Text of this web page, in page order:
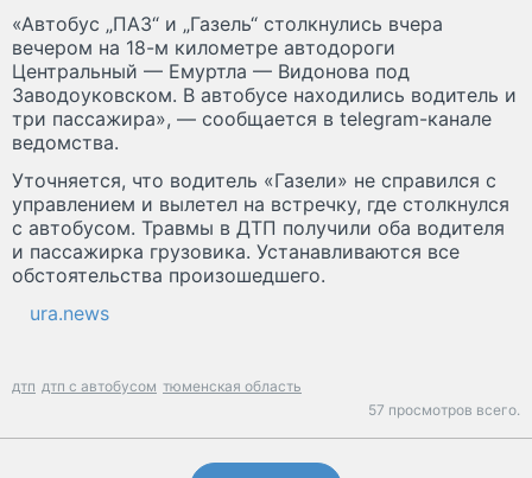
«Автобус „ПАЗ“ и „Газель“ столкнулись вчера
вечером на 18-м километре автодороги
Центральный — Емуртла — Видонова под
Заводоуковском. В автобусе находились водитель и
три пассажира», — сообщается в telegram-канале
ведомства.
Уточняется, что водитель «Газели» не справился с
управлением и вылетел на встречку, где столкнулся
с автобусом. Травмы в ДТП получили оба водителя
и пассажирка грузовика. Устанавливаются все
обстоятельства произошедшего.
ura.news
дтп дтп с автобусом тюменская область
57 просмотров всего.